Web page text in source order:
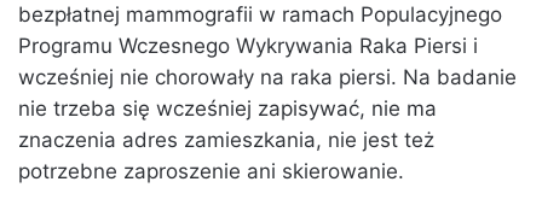
bezpłatnej mammografii w ramach Populacyjnego
Programu Wczesnego Wykrywania Raka Piersi i
wcześniej nie chorowały na raka piersi. Na badanie
nie trzeba się wcześniej zapisywać, nie ma
znaczenia adres zamieszkania, nie jest też
potrzebne zaproszenie ani skierowanie.